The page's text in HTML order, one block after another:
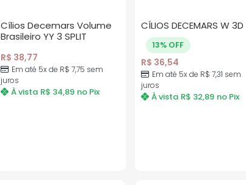
Cílios Decemars Volume
Brasileiro YY 3 SPLIT
R$ 38,77
Em até 5x de R$ 7,75 sem
juros
À vista R$ 34,89 no Pix
CÍLIOS DECEMARS W 3D
13% OFF
R$ 36,54
Em até 5x de R$ 7,31 sem
juros
À vista R$ 32,89 no Pix